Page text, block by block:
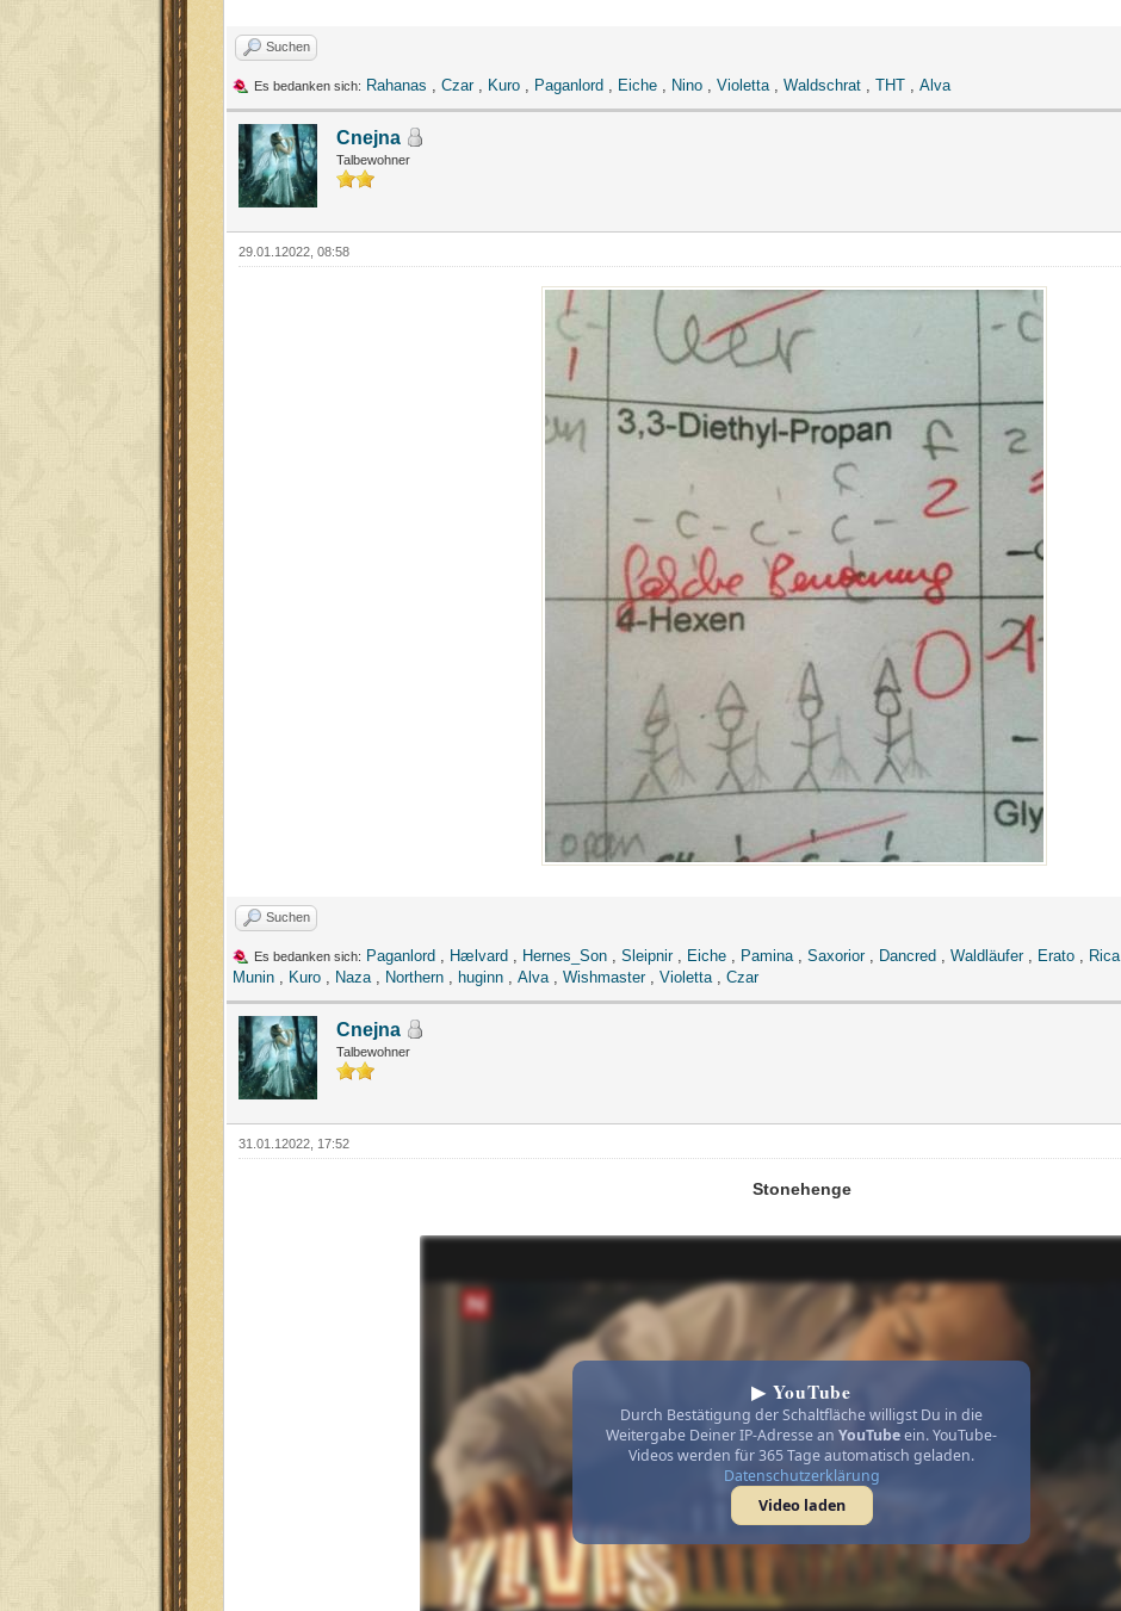
Suchen
Es bedanken sich: Rahanas Czar, Kuro Paganlord Eiche Nino Violetta Waldschrat THT Alva
Cnejna
Talbewohner
29.01.12022, 08:58
Suchen
Es bedanken sich: Paganlord Hælvard Hernes_Son Sleipnir, Eiche Pamina Saxorior, Dancred Waldläufer, Erato Rica
Munin
Kuro Naza Northern huginn Alva Wishmaster, Violetta Czar
Cnejna
Talbewohner
31.01.12022, 17:52
Stonehenge
▶ YouTube
Durch Bestätigung der Schaltfläche willigst Du in die
Weitergabe Deiner IP-Adresse an YouTubeein. YouTube-
Videos werden für 365 Tage automatisch geladen.
Datenschutzerklärung
Video laden